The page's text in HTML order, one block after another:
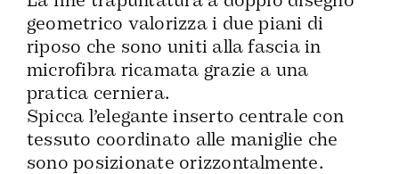
geometrico valorizza i due piani di
riposo che sono uniti alla fascia in
microfibra ricamata grazie a una
pratica cerniera.
Spicca l’elegante inserto centrale con
tessuto coordinato alle maniglie che
sono posizionate orizzontalmente.